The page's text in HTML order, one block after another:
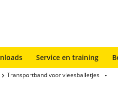
Service en training
Transportband voor vleesballetjes